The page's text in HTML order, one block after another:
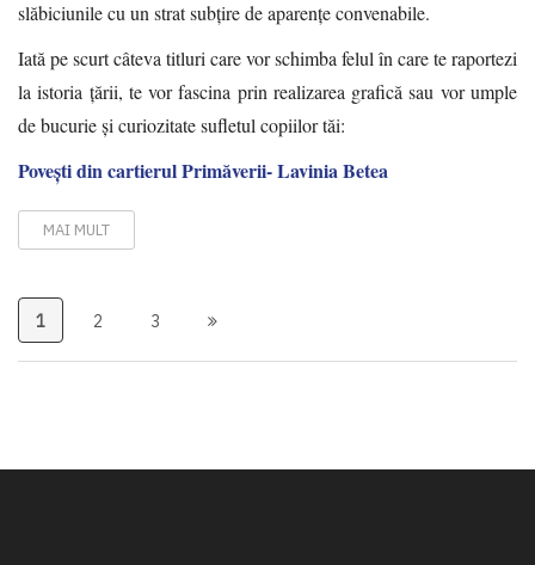
slăbiciunile cu un strat subțire de aparențe convenabile.
Iată pe scurt câteva titluri care vor schimba felul în care te raportezi
la istoria țării, te vor fascina prin realizarea grafică sau vor umple
de bucurie și curiozitate sufletul copiilor tăi:
Povești din cartierul Primăverii- Lavinia Betea
MAI MULT
1 2 3